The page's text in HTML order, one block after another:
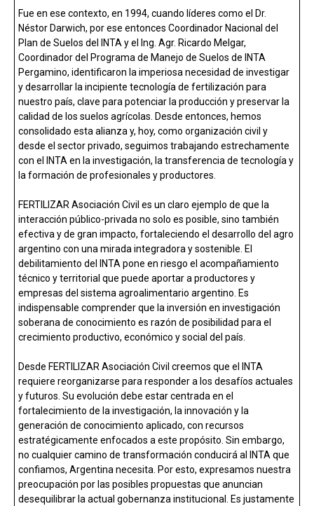
Fue en ese contexto, en 1994, cuando líderes como el Dr.
Néstor Darwich, por ese entonces Coordinador Nacional del
Plan de Suelos del INTA y el Ing. Agr. Ricardo Melgar,
Coordinador del Programa de Manejo de Suelos de INTA
Pergamino, identificaron la imperiosa necesidad de investigar
y desarrollar la incipiente tecnología de fertilización para
nuestro país, clave para potenciar la producción y preservar la
calidad de los suelos agrícolas. Desde entonces, hemos
consolidado esta alianza y, hoy, como organización civil y
desde el sector privado, seguimos trabajando estrechamente
con el INTA en la investigación, la transferencia de tecnología y
la formación de profesionales y productores.
FERTILIZAR Asociación Civil es un claro ejemplo de que la
interacción público-privada no solo es posible, sino también
efectiva y de gran impacto, fortaleciendo el desarrollo del agro
argentino con una mirada integradora y sostenible. El
debilitamiento del INTA pone en riesgo el acompañamiento
técnico y territorial que puede aportar a productores y
empresas del sistema agroalimentario argentino. Es
indispensable comprender que la inversión en investigación
soberana de conocimiento es razón de posibilidad para el
crecimiento productivo, económico y social del país.
Desde FERTILIZAR Asociación Civil creemos que el INTA
requiere reorganizarse para responder a los desafíos actuales
y futuros. Su evolución debe estar centrada en el
fortalecimiento de la investigación, la innovación y la
generación de conocimiento aplicado, con recursos
estratégicamente enfocados a este propósito. Sin embargo,
no cualquier camino de transformación conducirá al INTA que
confiamos, Argentina necesita. Por esto, expresamos nuestra
preocupación por las posibles propuestas que anuncian
desequilibrar la actual gobernanza institucional. Es justamente